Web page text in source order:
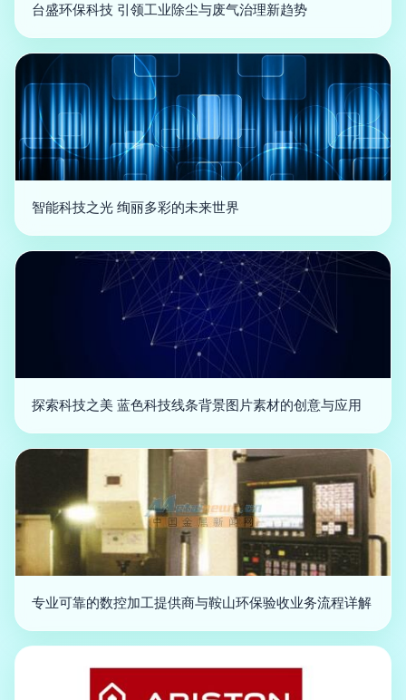
台盛环保科技 引领工业除尘与废气治理新趋势
智能科技之光 绚丽多彩的未来世界
探索科技之美 蓝色科技线条背景图片素材的创意与应用
专业可靠的数控加工提供商与鞍山环保验收业务流程详解